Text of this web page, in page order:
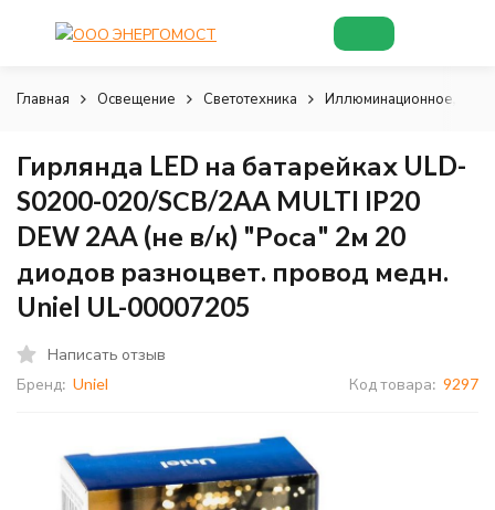
Главная Освещение Светотехника Иллюминационное,
Гирлянда LED на батарейках ULD-
S0200-020/SСB/2AA MULTI IP20
DEW 2AA (не в/к) "Роса" 2м 20
диодов разноцвет. провод медн.
Uniel UL-00007205
Написать отзыв
Бренд: Uniel Код товара: 9297